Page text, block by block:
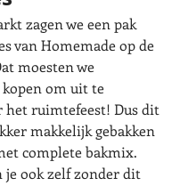
zagen we een pak
van Homemade op de
moesten we
om uit te
het ruimtefeest! Dus dit
makkelijk gebakken
complete bakmix.
ook zelf zonder dit